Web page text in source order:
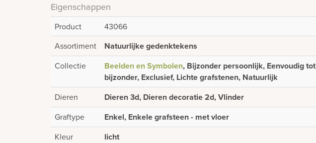
Eigenschappen
Product
43066
Assortiment
Natuurlijke gedenktekens
Collectie Beelden en Symbolen, Bijzonder persoonlijk, Eenvoudig tot
bijzonder, Exclusief, Lichte grafstenen, Natuurlijk
Dieren Dieren 3d, Dieren decoratie 2d, Vlinder
Graftype Enkel, Enkele grafsteen - met vloer
Kleur licht